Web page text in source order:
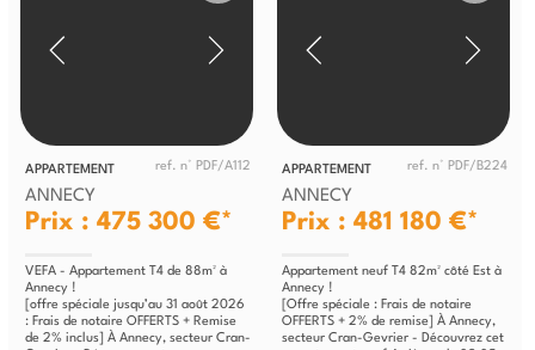
APPARTEMENT ref. n° PDF/A112
ANNECY
Prix : 475 300 €*
VEFA - Appartement T4 de 88m² à
Annecy !
[offre spéciale jusqu’au 31 août 2026
: Frais de notaire OFFERTS + Remise
de 2% inclus] À Annecy, secteur Cran-
APPARTEMENT ref. n° PDF/B224
ANNECY
Prix : 481 180 €*
Appartement neuf T4 82m² côté Est à
Annecy !
[Offre spéciale : Frais de notaire
OFFERTS + 2% de remise] À Annecy,
secteur Cran-Gevrier - Découvrez cet